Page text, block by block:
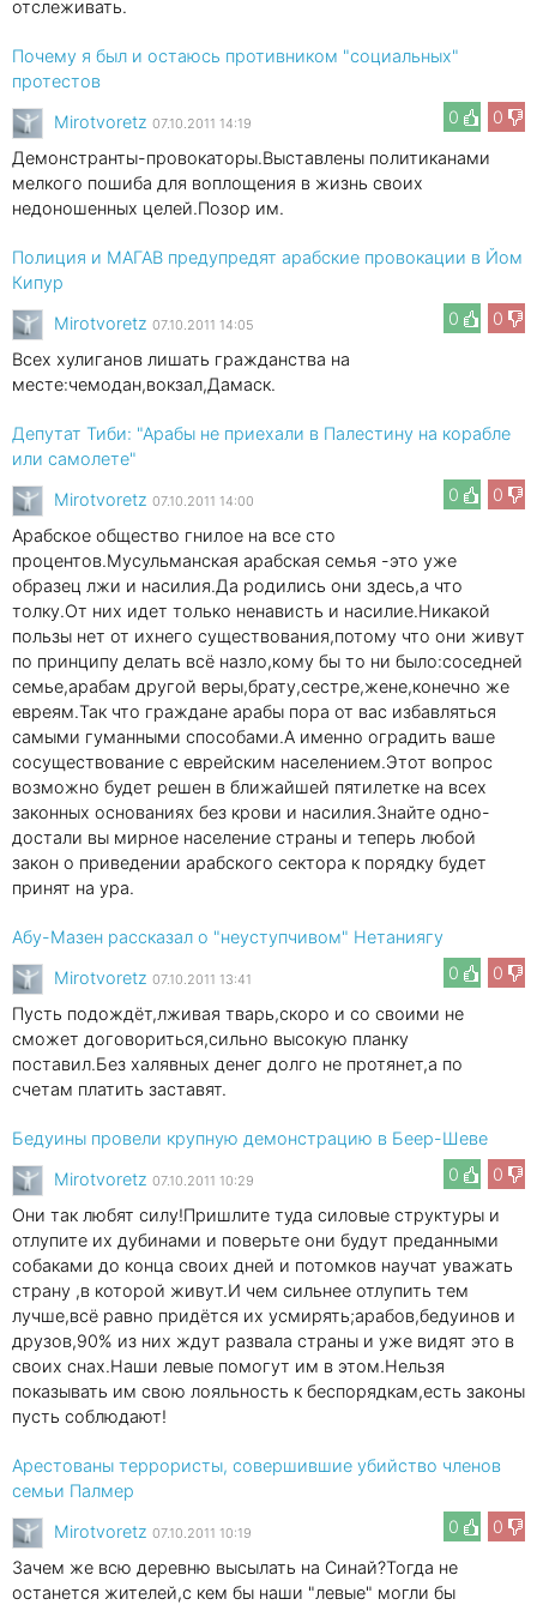
отслеживать.
Почему я был и остаюсь противником "социальных"
протестов
0
0
Mirotvoretz 07.10.2011 14:19
Демонстранты-провокаторы.Выставлены политиканами
мелкого пошиба для воплощения в жизнь своих
недоношенных целей.Позор им.
Полиция и МАГАВ предупредят арабские провокации в Йом
Кипур
0
0
Mirotvoretz 07.10.2011 14:05
Всех хулиганов лишать гражданства на
месте:чемодан,вокзал,Дамаск.
Депутат Тиби: "Арабы не приехали в Палестину на корабле
или самолете"
0
0
Mirotvoretz 07.10.2011 14:00
Арабское общество гнилое на все сто
процентов.Мусульманская арабская семья -это уже
образец лжи и насилия.Да родились они здесь,а что
толку.От них идет только ненависть и насилие.Никакой
пользы нет от ихнего существования,потому что они живут
по принципу делать всё назло,кому бы то ни было:соседней
семье,арабам другой веры,брату,сестре,жене,конечно же
евреям.Так что граждане арабы пора от вас избавляться
самыми гуманными способами.А именно оградить ваше
сосуществование с еврейским населением.Этот вопрос
возможно будет решен в ближайшей пятилетке на всех
законных основаниях без крови и насилия.Знайте одно-
достали вы мирное население страны и теперь любой
закон о приведении арабского сектора к порядку будет
принят на ура.
Абу-Мазен рассказал о "неуступчивом" Нетаниягу
0
0
Mirotvoretz 07.10.2011 13:41
Пусть подождёт,лживая тварь,скоро и со своими не
сможет договориться,сильно высокую планку
поставил.Без халявных денег долго не протянет,а по
счетам платить заставят.
Бедуины провели крупную демонстрацию в Беер-Шеве
0
0
Mirotvoretz 07.10.2011 10:29
Они так любят силу!Пришлите туда силовые структуры и
отлупите их дубинами и поверьте они будут преданными
собаками до конца своих дней и потомков научат уважать
страну ,в которой живут.И чем сильнее отлупить тем
лучше,всё равно придётся их усмирять;арабов,бедуинов и
друзов,90% из них ждут развала страны и уже видят это в
своих снах.Наши левые помогут им в этом.Нельзя
показывать им свою лояльность к беспорядкам,есть законы
пусть соблюдают!
Арестованы террористы, совершившие убийство членов
семьи Палмер
0
0
Mirotvoretz 07.10.2011 10:19
Зачем же всю деревню высылать на Синай?Тогда не
останется жителей,с кем бы наши "левые" могли бы